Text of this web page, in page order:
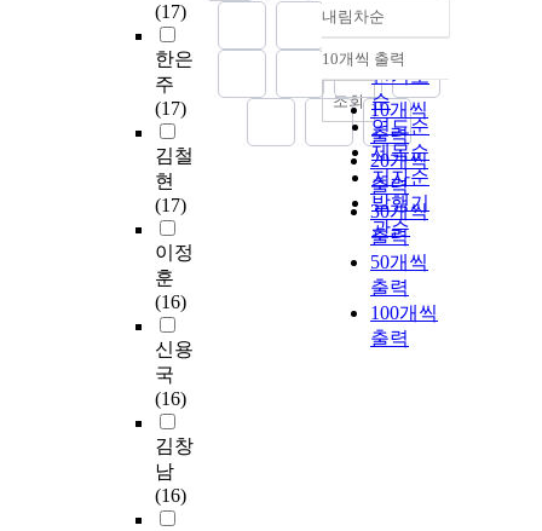
(17)
한은
주
(17)
김철
현
(17)
이정
훈
(16)
신용
국
(16)
김창
남
(16)
정확도
순
인기도
순
연도순
제목순
저자순
발행기
관순
내림차순
내림차순
10개씩 출력
10개씩
출력
20개씩
출력
30개씩
출력
50개씩
출력
100개씩
출력
조회